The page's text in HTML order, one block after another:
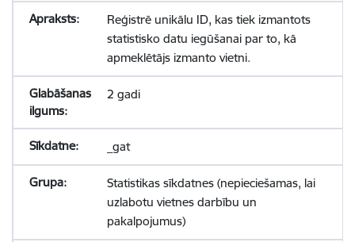
Reģistrē unikālu ID, kas tiek izmantots
statistisko datu iegūšanai par to, kā
apmeklētājs izmanto vietni.
2 gadi
_gat
Statistikas sīkdatnes (nepieciešamas, lai
uzlabotu vietnes darbību un
pakalpojumus)